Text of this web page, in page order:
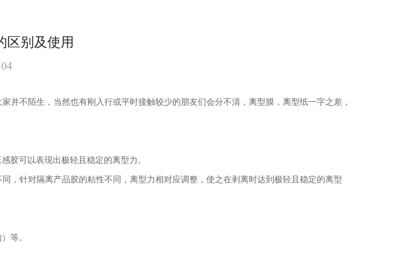
区别及使用
不陌生，当然也有刚入行或平时接触较少的朋友们会分不清，离型膜，离型纸一字之差，
胶可以表现出极轻且稳定的离型力。
针对隔离产品胶的粘性不同，离型力相对应调整，使之在剥离时达到极轻且稳定的离型
等。